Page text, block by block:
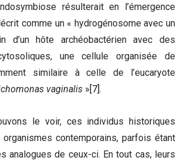
résulterait en l’émergence
comme un « hydrogénosome avec un
d’un hôte archéobactérien avec des
une cellule organisée de
similaire à celle de l’eucaryote
vaginalis »[7].
le voir, ces individus historiques
contemporains, parfois étant
analogues de ceux-ci. En tout cas, leurs